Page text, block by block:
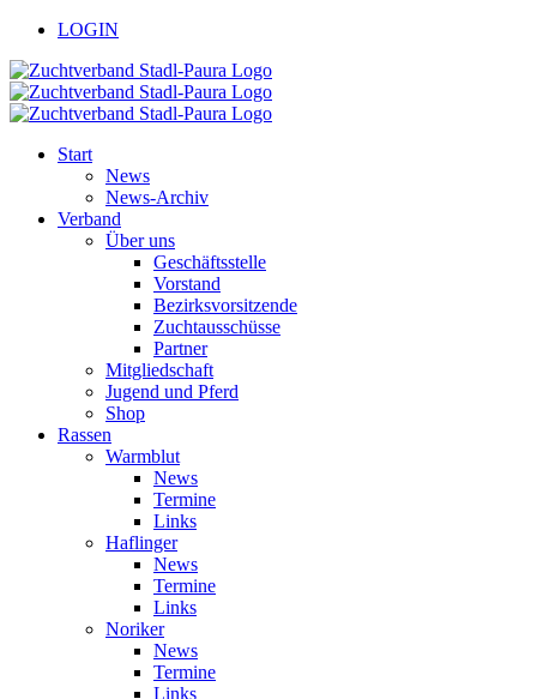
Zum
springen
facebook
youtubeLOGIN
Start
News
News-Archiv
Verband
Über uns
Geschäftsstelle
Vorstand
Bezirksvorsitzende
Zuchtausschüsse
Partner
Mitgliedschaft
Jugend und Pferd
Shop
Rassen
Warmblut
News
Termine
Links
Haflinger
News
Termine
Links
Noriker
News
Termine
Links